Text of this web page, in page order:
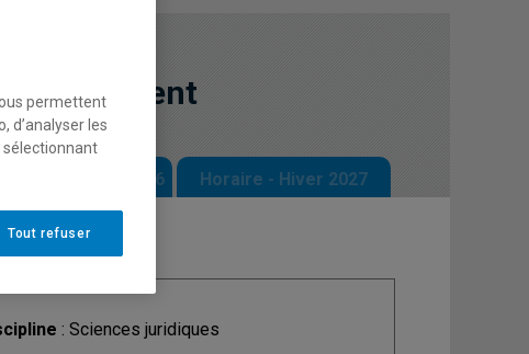
- Automne 2026 Horaire - Hiver 2027
: Sciences juridiques
permettent
d’analyser les
sélectionnant
Tout refuser